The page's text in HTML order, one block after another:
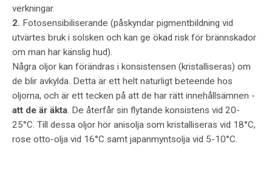
verkningar.
2. Fotosensibiliserande (påskyndar pigmentbildning vid
utvärtes bruk i solsken och kan ge ökad risk för brännskador
om man har känslig hud).
Några oljor kan förändras i konsistensen (kristalliseras) om
de blir avkylda. Detta är ett helt naturligt beteende hos
oljorna, och är ett tecken på att de har rätt innehållsämnen -
att de är äkta. De återfår sin flytande konsistens vid 20-
25°C. Till dessa oljor hör anisolja som kristalliseras vid 18°C,
rose otto-olja vid 16°C samt japanmyntsolja vid 5-10°C.